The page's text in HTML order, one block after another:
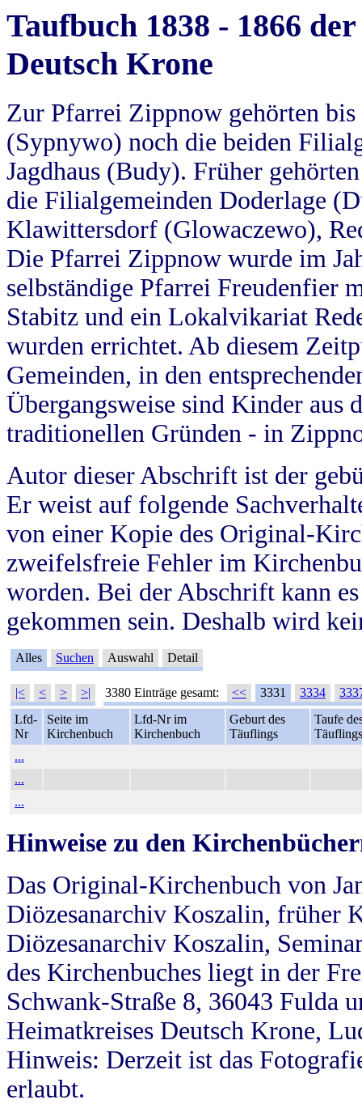
Taufbuch 1838 - 1866
Deutsch Krone
Zur Pfarrei Zippnow gehörten
(Sypnywo) noch die beiden
Jagdhaus (Budy). Früher
die Filialgemeinden Doderlage
Klawittersdorf (Glowaczewo),
Die Pfarrei Zippnow wurde im
selbständige Pfarrei Freudenfier
Stabitz und ein Lokalvikariat
wurden errichtet. Ab diesem
Gemeinden, in den
Übergangsweise sind Kinder aus
traditionellen Gründen - in
Autor dieser Abschrift ist der
Er weist auf folgende
von einer Kopie des Original-
zweifelsfreie Fehler im
worden. Bei der Abschrift kann
gekommen sein. Deshalb wird
Alles Suchen Auswahl Detail
|< < > >| 3380 Einträge gesamt: << 3331 3334
Lfd-
Nr
Seite im
Kirchenbuch
Lfd-Nr im
Kirchenbuch
Geburt des
Täuflings
Taufe
Täuflings
...
...
...
Hinweise zu den
Das Original-Kirchenbuch von
Diözesanarchiv Koszalin, früher
Diözesanarchiv Koszalin,
des Kirchenbuches liegt in der
Schwank-Straße 8, 36043 Fulda
Heimatkreises Deutsch Krone,
Hinweis: Derzeit ist das
erlaubt.